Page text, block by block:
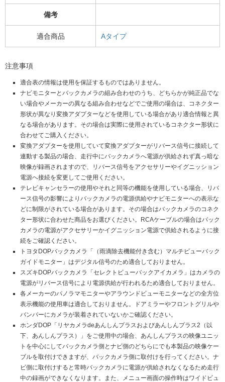
備考
適合商品 Aタイプ
注意事項
適合表の情報は使用を保証するものではありません。
ナビモニターとバックカメラの組み合わせのうち、どちらかが純正品でな
い場合やメーカーの異なる組み合わせなどでご使用の場合は、コネクター
形状が異なり変換アダプターなどを使用している場合があり適合情報と異
なる場合があります。その場合は実際に使用されているコネクター形状に
合わせてご購入ください。
変換アダプターを使用していて変換アダプターがリバース信号に接続して
連動する製品の場合、走行中にバックカメラへ電源が供給されず真っ暗な
映像が録画されますので、リバース信号をアクセサリーやイグニッション
電源へ接続を変更してご使用ください。
テレビキャンセラーの使用やそれと同等の機能を使用している場合、リバ
ース信号の影響によりバックカメラの電源供給やナビモニターへの表示な
どに制限がされている場合があります。その場合はバックカメラのコネク
ター形状に合わせた商品をお選びください。RCAケーブルの場合はバック
カメラの電源がアクセサリーかイグニッション電源で供給されるように接
続をご確認ください。
トヨタDOPバックカメラ「（雨滴除去機能付き含む）マルチビューバック
ガイドモニター」はデジタル信号のため適合しておりません。
スズキDOPバックカメラ「セレクトビューバックアイカメラ」はカメラの
電源がリバース信号により電源供給が行われるため適合しておりません。
各メーカーのパノラマモニターやアラウンドビューモニターなどの全方位
表示機能の使用車は適合しておりません。ドアミラーやフロントグリルや
バンパーにカメラが装着されていないかご確認ください。
ホンダDOP「リヤカメラdeあんしんプラスおよびあんしんプラス2（以
下、あんしんプラス）」をご使用中の場合、あんしんプラスの映像ユニッ
トを中心にしてバックカメラ側とナビ側のどちらにでも本製品の映像ケー
ブルを取付けできますが、バックカメラ側に取付けを行ってください。ナ
ビ側に取付けすると常時バックカメラに電源が供給されなくなるため走行
中の録画ができなくなります。また、メニュー画面の操作時はワイドビュ